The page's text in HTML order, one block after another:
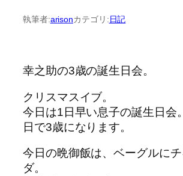
執筆者:arisonカテゴリ:日記
幸之助の3歳の誕生日会。
クリスマスイブ。
今日は1日早い息子の誕生日会
日で3歳になります。
今日の晩御飯は、ベーグルに
ダ。